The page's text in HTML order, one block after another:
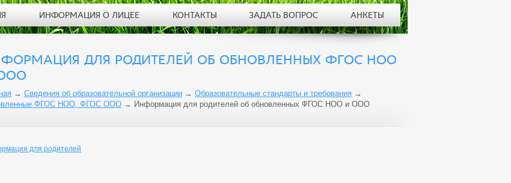
ДЛЯ РОДИТЕЛЕЙ ОБ ОБНОВЛЕННЫХ ФГОС НОО
→ Сведения об образовательной организации → Образовательные стандарты и требования →
ФГОС НОО, ФГОС ООО → Информация для родителей об обновленных ФГОС НОО и ООО
для родителей
ИНФОРМАЦИЯ О ЛИЦЕЕ КОНТАКТЫ ЗАДАТЬ ВОПРОС АНКЕТЫ